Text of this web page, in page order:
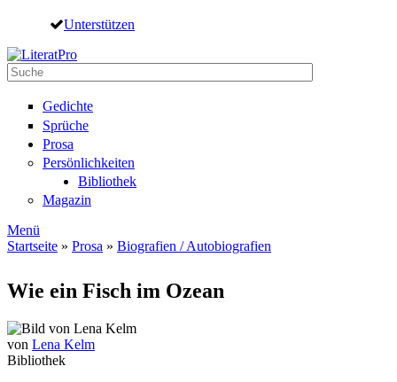
Direkt zum Inhalt
Unterstützen
Suche
Gedichte
Sprüche
Prosa
Persönlichkeiten
Bibliothek
Magazin
Menü
Startseite » Prosa » Biografien / Autobiografien
Wie ein Fisch im Ozean
von Lena Kelm
Bibliothek